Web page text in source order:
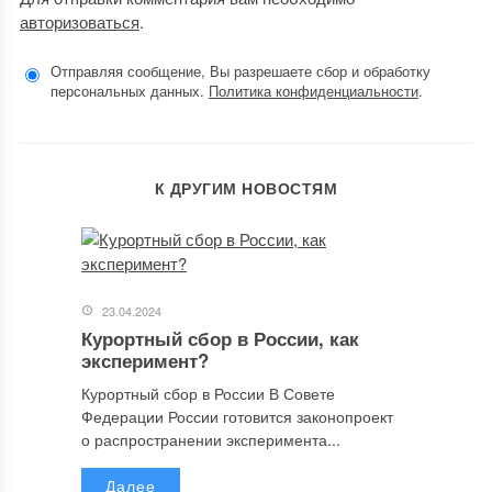
авторизоваться.
Отправляя сообщение, Вы разрешаете сбор и обработку
персональных данных. Политика конфиденциальности.
К ДРУГИМ НОВОСТЯМ
23.04.2024
Курортный сбор в России, как
эксперимент?
Курортный сбор в России В Совете
Федерации России готовится законопроект
о распространении эксперимента...
Далее